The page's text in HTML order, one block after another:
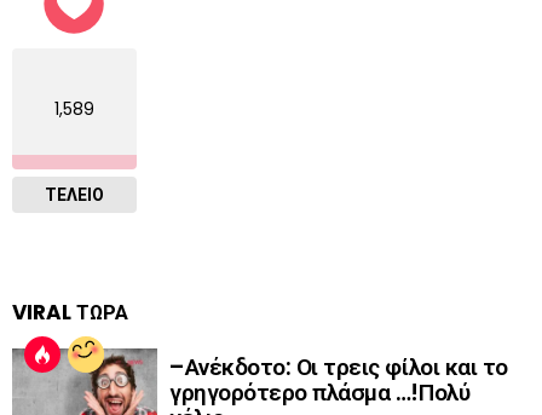
1,589
ΤΕΛΕΙΟ
VIRAL ΤΩΡΑ
–Ανέκδοτο: Οι τρεις φίλοι και το
γρηγορότερο πλάσμα …!Πολύ